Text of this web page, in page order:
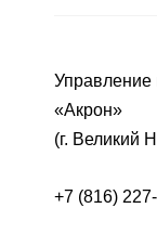
«Акрон»
(г. Великий
+7 (816)